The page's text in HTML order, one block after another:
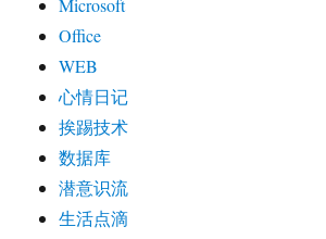
Microsoft
Office
WEB
心情日记
挨踢技术
数据库
潜意识流
生活点滴